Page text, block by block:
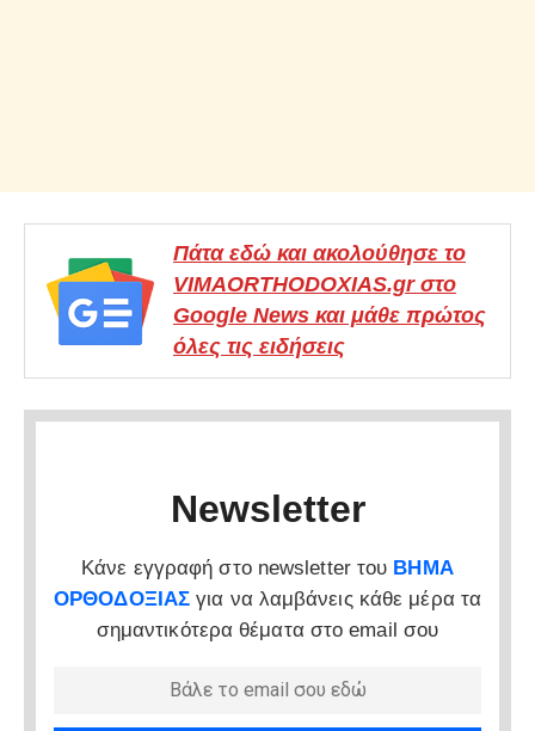
Πάτα εδώ και ακολούθησε το
VIMAORTHODOXIAS.gr στο
Google News και μάθε πρώτος
όλες τις ειδήσεις
Newsletter
Κάνε εγγραφή στο newsletter του ΒΗΜΑ
ΟΡΘΟΔΟΞΙΑΣ για να λαμβάνεις κάθε μέρα τα
σημαντικότερα θέματα στο email σου